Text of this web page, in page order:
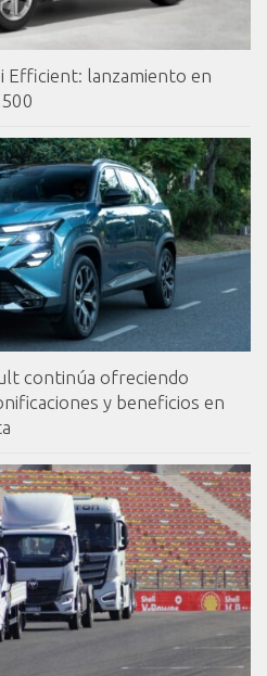
Efficient: lanzamiento en
continúa ofreciendo
y beneficios en